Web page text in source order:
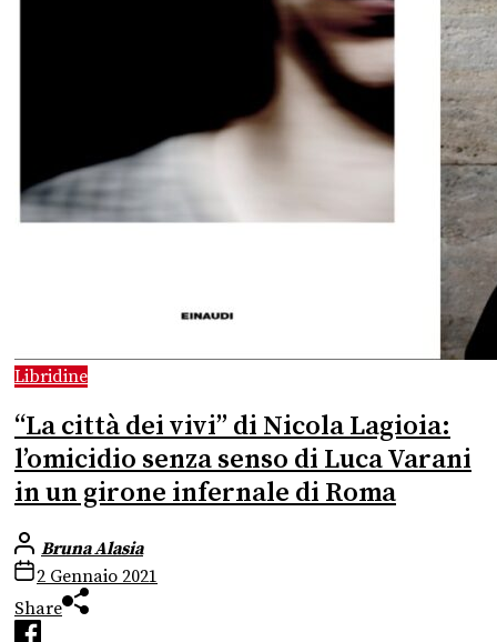
Libridine
“La città dei vivi” di Nicola Lagioia:
l’omicidio senza senso di Luca Varani
in un girone infernale di Roma
Bruna Alasia
2 Gennaio 2021
Share